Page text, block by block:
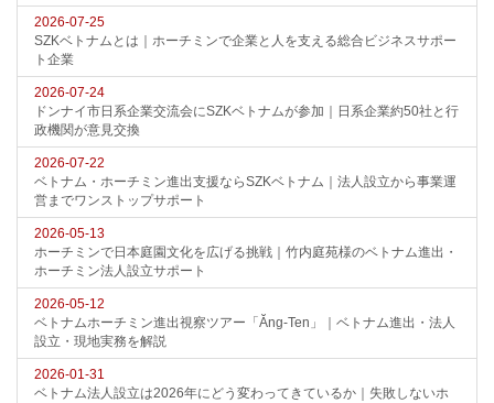
2026-07-25
SZKベトナムとは｜ホーチミンで企業と人を支える総合ビジネスサポー
ト企業
2026-07-24
ドンナイ市日系企業交流会にSZKベトナムが参加｜日系企業約50社と行
政機関が意見交換
2026-07-22
ベトナム・ホーチミン進出支援ならSZKベトナム｜法人設立から事業運
営までワンストップサポート
2026-05-13
ホーチミンで日本庭園文化を広げる挑戦｜竹内庭苑様のベトナム進出・
ホーチミン法人設立サポート
2026-05-12
ベトナムホーチミン進出視察ツアー「Ăng-Ten」｜ベトナム進出・法人
設立・現地実務を解説
2026-01-31
ベトナム法人設立は2026年にどう変わってきているか｜失敗しないホ